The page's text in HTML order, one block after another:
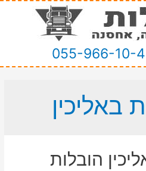
055-966-10-
באליכין
הובלות